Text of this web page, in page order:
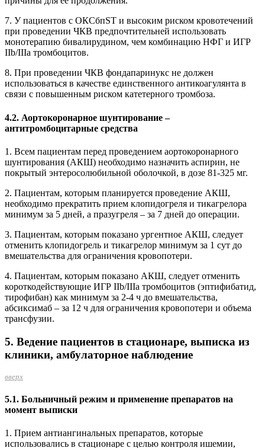
7. У пациентов с ОКСбпST и высоким риском кровотечений
при проведении ЧКВ предпочтительней использовать
монотерапию бивалирудином, чем комбинацию НФГ и ИГР
IIb/IIIa тромбоцитов.
8. При проведении ЧКВ фондапаринукс не должен
использоваться в качестве единственного антикоагулянта в
связи с повышенным риском катетерного тромбоза.
4.2. Аортокоронарное шунтирование –
антитромбоцитарные средства
1. Всем пациентам перед проведением аортокоронарного
шунтирования (АКШ) необходимо назначить аспирин, не
покрытый энтеросолюбильной оболочкой, в дозе 81-325 мг.
2. Пациентам, которым планируется проведение АКШ,
необходимо прекратить прием клопидогреля и тикагрелора
минимум за 5 дней, а празугреля – за 7 дней до операции.
3. Пациентам, которым показано ургентное АКШ, следует
отменить клопидогрель и тикагрелор минимум за 1 сут до
вмешательства для ограничения кровопотери.
4. Пациентам, которым показано АКШ, следует отменить
короткодействующие ИГР IIb/IIIa тромбоцитов (эптифибатид,
тирофибан) как минимум за 2-4 ч до вмешательства,
абсиксимаб – за 12 ч для ограничения кровопотери и объема
трансфузии.
5. Ведение пациентов в стационаре, выписка из
клиники, амбулаторное наблюдение
вверх
5.1. Больничный режим и применение препаратов на
момент выписки
1. Прием антиангинальных препаратов, которые
использовались в стационаре с целью контроля ишемии,